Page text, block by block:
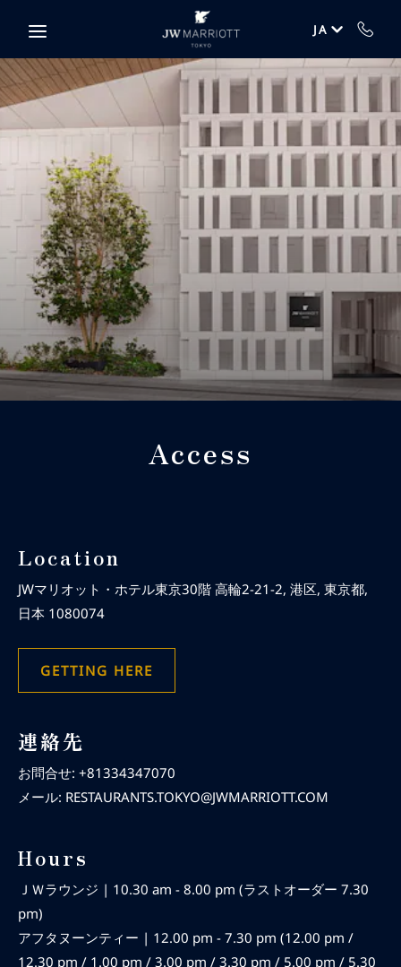
JA
Access
Location
JWマリオット・ホテル東京30階 高輪2-21-2, 港区, 東京都,
日本 1080074
GETTING HERE
連絡先
お問合せ: +81334347070
メール: RESTAURANTS.TOKYO@JWMARRIOTT.COM
Hours
ＪＷラウンジ | 10.30 am - 8.00 pm (ラストオーダー 7.30
pm)
アフタヌーンティー | 12.00 pm - 7.30 pm (12.00 pm /
12.30 pm / 1.00 pm / 3.00 pm / 3.30 pm / 5.00 pm / 5.30